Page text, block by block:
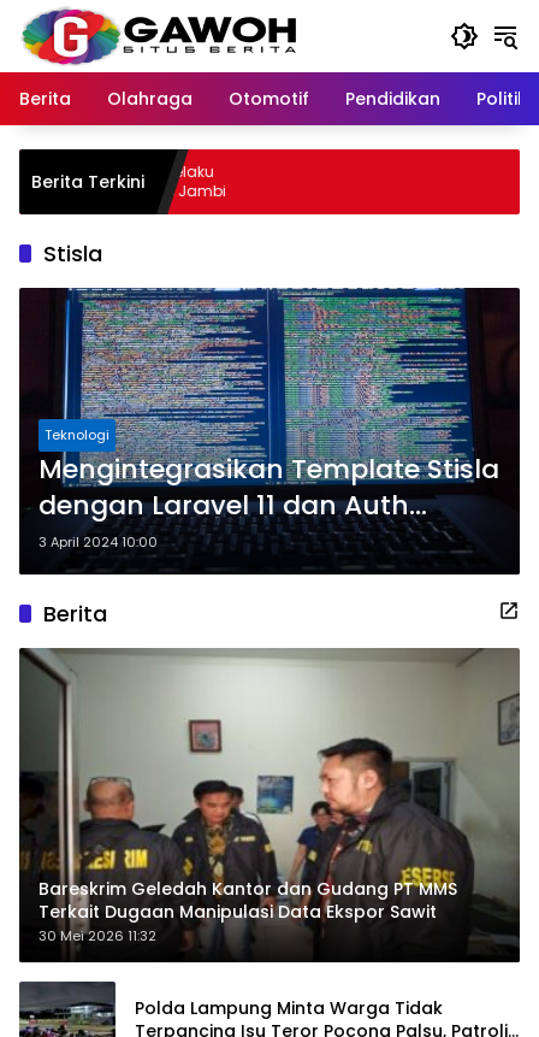
Langsung
konten
Berita
Olahraga Otomotif Pendidikan Politik
Berita Terkini
Kota Tangkap Pelaku
Sempat Kabur ke Jambi
Stisla
Teknologi
Mengintegrasikan Template Stisla
dengan Laravel 11 dan Auth
Breeze
3 April 2024 10:00
Berita
Bareskrim Geledah Kantor dan Gudang PT MMS
Terkait Dugaan Manipulasi Data Ekspor Sawit
30 Mei 2026 11:32
Polda Lampung Minta Warga Tidak
Terpancing Isu Teror Pocong Palsu, Patroli